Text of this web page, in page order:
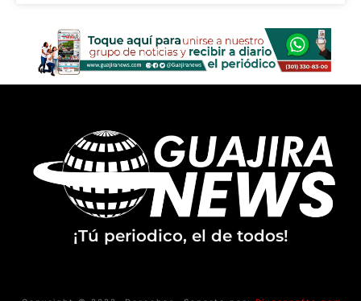
¡Tú periodico, el de todos!